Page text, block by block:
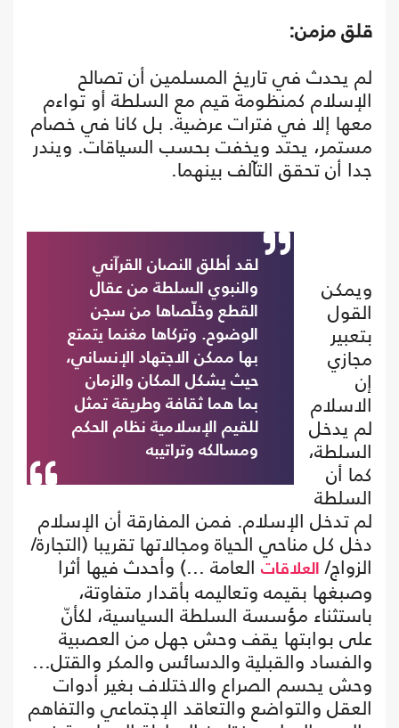
قلق مزمن:
لم يحدث في تاريخ المسلمين أن تصالح
الإسلام كمنظومة قيم مع السلطة أو تواءم
معها إلا في فترات عرضية. بل كانا في خصام
مستمر، يحتد ويخفت بحسب السياقات. ويندر
جدا أن تحقق التآلف بينهما.
لقد أطلق النصان القرآني
والنبوي السلطة من عقال
القطع وخلّصاها من سجن
الوضوح. وتركاها مغنما يتمتع
بها ممكن الاجتهاد الإنساني،
حيث يشكل المكان والزمان
بما هما ثقافة وطريقة تمثل
للقيم الإسلامية نظام الحكم
ومسالكه وتراتيبه
ويمكن
القول
بتعبير
مجازي
إن
الاسلام
لم يدخل
السلطة،
كما أن
السلطة
لم تدخل الإسلام. فمن المفارقة أن الإسلام
دخل كل مناحي الحياة ومجالاتها تقريبا (التجارة/
الزواج/ العلاقات العامة ...) وأحدث فيها أثرا
وصبغها بقيمه وتعاليمه بأقدار متفاوتة،
باستثناء مؤسسة السلطة السياسية، لكأنّ
على بوابتها يقف وحش جهل من العصبية
والفساد والقبلية والدسائس والمكر والقتل...
وحش يحسم الصراع والاختلاف بغير أدوات
العقل والتواضع والتعاقد الإجتماعي والتفاهم